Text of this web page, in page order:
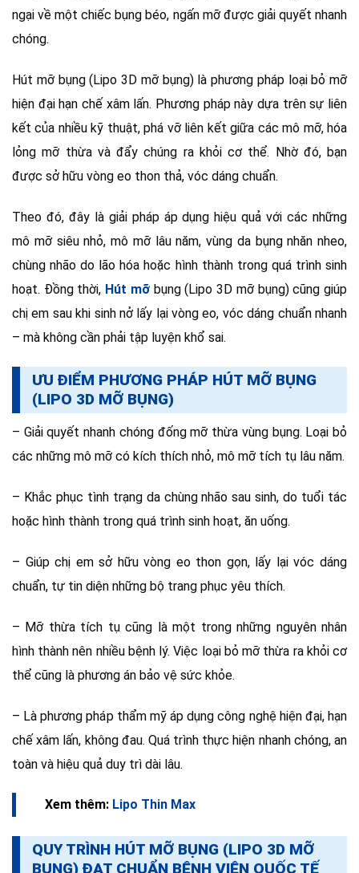
ngại về một chiếc bụng béo, ngấn mỡ được giải quyết nhanh
chóng.
Hút mỡ bụng (Lipo 3D mỡ bụng) là phương pháp loại bỏ mỡ
hiện đại hạn chế xâm lấn. Phương pháp này dựa trên sự liên
kết của nhiều kỹ thuật, phá vỡ liên kết giữa các mô mỡ, hóa
lỏng mỡ thừa và đẩy chúng ra khỏi cơ thể. Nhờ đó, bạn
được sở hữu vòng eo thon thả, vóc dáng chuẩn.
Theo đó, đây là giải pháp áp dụng hiệu quả với các những
mô mỡ siêu nhỏ, mô mỡ lâu năm, vùng da bụng nhăn nheo,
chùng nhão do lão hóa hoặc hình thành trong quá trình sinh
hoạt. Đồng thời, Hút mỡbụng (Lipo 3D mỡ bụng) cũng giúp
chị em sau khi sinh nở lấy lại vòng eo, vóc dáng chuẩn nhanh
– mà không cần phải tập luyện khổ sai.
ƯU ĐIỂM PHƯƠNG PHÁP HÚT MỠ BỤNG
(LIPO 3D MỠ BỤNG)
– Giải quyết nhanh chóng đống mỡ thừa vùng bụng. Loại bỏ
các những mô mỡ có kích thích nhỏ, mô mỡ tích tụ lâu năm.
– Khắc phục tình trạng da chùng nhão sau sinh, do tuổi tác
hoặc hình thành trong quá trình sinh hoạt, ăn uống.
– Giúp chị em sở hữu vòng eo thon gọn, lấy lại vóc dáng
chuẩn, tự tin diện những bộ trang phục yêu thích.
– Mỡ thừa tích tụ cũng là một trong những nguyên nhân
hình thành nên nhiều bệnh lý. Việc loại bỏ mỡ thừa ra khỏi cơ
thể cũng là phương án bảo vệ sức khỏe.
– Là phương pháp thẩm mỹ áp dụng công nghệ hiện đại, hạn
chế xâm lấn, không đau. Quá trình thực hiện nhanh chóng, an
toàn và hiệu quả duy trì dài lâu.
Xem thêm: Lipo Thin Max
QUY TRÌNH HÚT MỠ BỤNG (LIPO 3D MỠ
BỤNG) ĐẠT CHUẨN BỆNH VIỆN QUỐC TẾ